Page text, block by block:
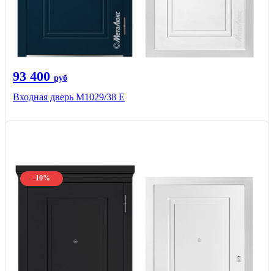
93 400 руб
Входная дверь М1029/38 E
-10%